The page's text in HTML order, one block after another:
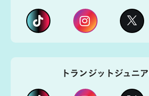
トランジットジュニ